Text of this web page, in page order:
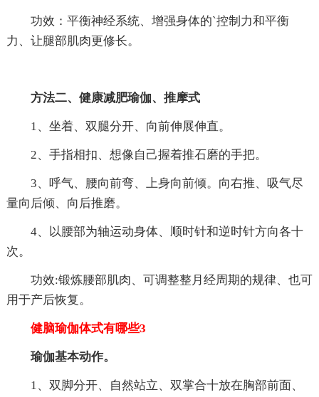
功效：平衡神经系统、增强身体的`控制力和平衡
力、让腿部肌肉更修长。
方法二、健康减肥瑜伽、推摩式
1、坐着、双腿分开、向前伸展伸直。
2、手指相扣、想像自己握着推石磨的手把。
3、呼气、腰向前弯、上身向前倾。向右推、吸气尽
量向后倾、向后推磨。
4、以腰部为轴运动身体、顺时针和逆时针方向各十
次。
功效:锻炼腰部肌肉、可调整整月经周期的规律、也可
用于产后恢复。
健脑瑜伽体式有哪些3
瑜伽基本动作。
1、双脚分开、自然站立、双掌合十放在胸部前面、